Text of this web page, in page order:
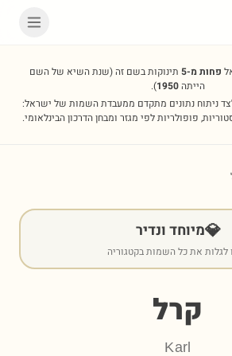
פחות מ-5 תינוקות בשם זה(שנת השיא של השם
הייתה1950
).
ניתוח נתונים מתקדם ממעבדת השמות של ישראל:
פופולריות לפי מגזר ומבחן הדרכון הבינלאומי.
💎מיוחד ונדיר
לגלות את כל השמות בקטגוריה
קרל
Karl